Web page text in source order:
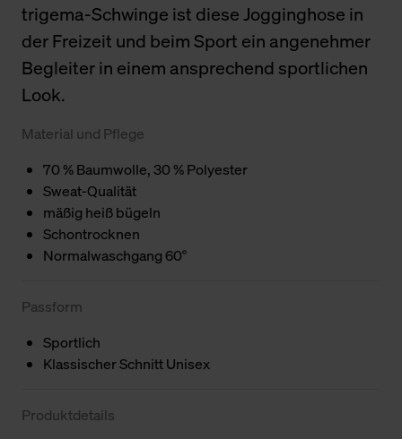
trigema-Schwinge ist diese Jogginghose in
der Freizeit und beim Sport ein angenehmer
Begleiter in einem ansprechend sportlichen
Look.
Material und Pflege
70 % Baumwolle, 30 % Polyester
Sweat-Qualität
mäßig heiß bügeln
Schontrocknen
Normalwaschgang 60°
Passform
Sportlich
Klassischer Schnitt Unisex
Produktdetails